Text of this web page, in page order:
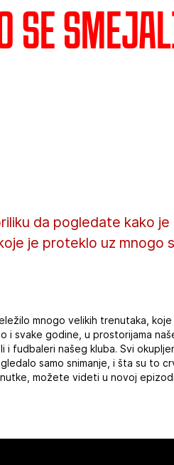
se
da pogledate kako je
je proteklo uz mnogo
mnogo velikih trenutaka,
svake godine, u prostorijama
fudbaleri našeg kluba. Svi
samo snimanje, i šta su to
možete videti u novoj